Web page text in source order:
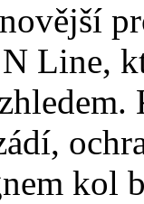
Line,
kol